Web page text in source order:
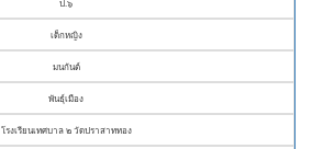
ป.๖
เด็กหญิง
มนกันต์
พันธุ์เมือง
โรงเรียนเทศบาล ๒ วัดปราสาททอง